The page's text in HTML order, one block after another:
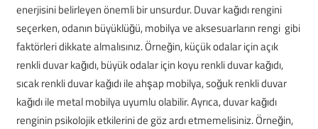
enerjisini belirleyen önemli bir unsurdur. Duvar kağıdı rengini
seçerken, odanın büyüklüğü, mobilya ve aksesuarların rengi gibi
faktörleri dikkate almalısınız. Örneğin, küçük odalar için açık
renkli duvar kağıdı, büyük odalar için koyu renkli duvar kağıdı,
sıcak renkli duvar kağıdı ile ahşap mobilya, soğuk renkli duvar
kağıdı ile metal mobilya uyumlu olabilir. Ayrıca, duvar kağıdı
renginin psikolojik etkilerini de göz ardı etmemelisiniz. Örneğin,